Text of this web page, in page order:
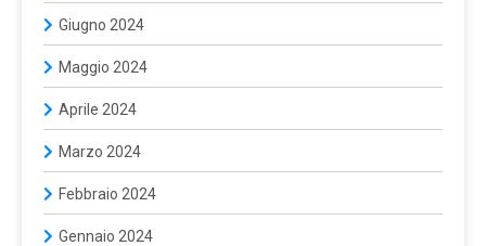
Giugno 2024
Maggio 2024
Aprile 2024
Marzo 2024
Febbraio 2024
Gennaio 2024